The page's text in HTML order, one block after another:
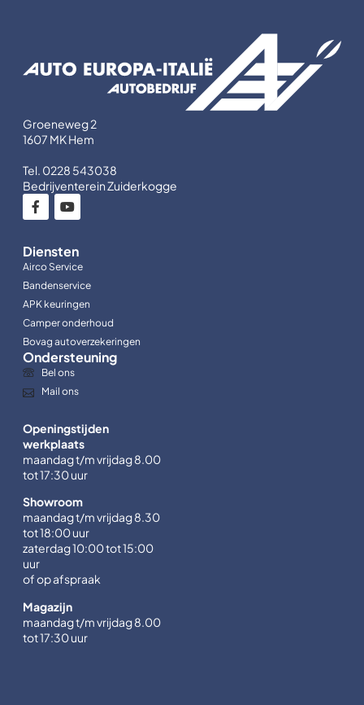
Groeneweg 2
1607 MK Hem
Tel. 0228 543038
Bedrijventerein Zuiderkogge
Diensten
Airco Service
Bandenservice
APK keuringen
Camper onderhoud
Bovag autoverzekeringen
Ondersteuning
Bel ons
Mail ons
Openingstijden
werkplaats
maandag t/m vrijdag 8.00
tot 17:30 uur
Showroom
maandag t/m vrijdag 8.30
tot 18:00 uur
zaterdag 10:00 tot 15:00
uur
of op afspraak
Magazijn
maandag t/m vrijdag 8.00
tot 17:30 uur